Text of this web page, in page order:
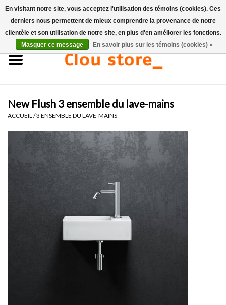
Accueil
Ensembles de lave-mains
Lave-mains
Toilettes
New Flush 3 ensemble du lave-mains
ACCUEIL /3 ENSEMBLE DU LAVE-MAINS
En visitant notre site, vous acceptez l'utilisation des témoins (cookies). Ces
derniers nous permettent de mieux comprendre la provenance de notre
clientèle et son utilisation de notre site, en plus d'en améliorer les fonctions.
Masquer ce message
En savoir plus sur les témoins (cookies) »